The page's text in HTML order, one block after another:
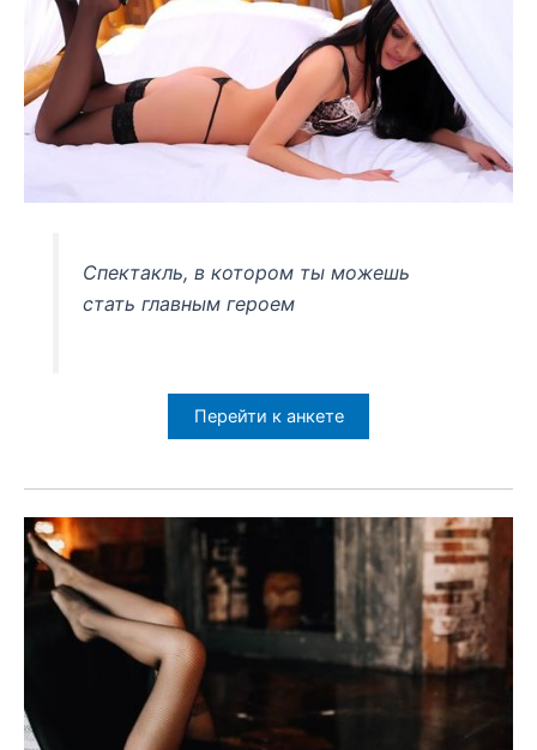
Спектакль, в котором ты можешь
стать главным героем
Перейти к анкете